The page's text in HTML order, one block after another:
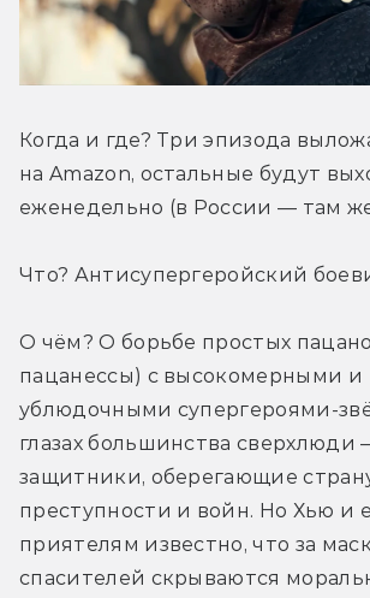
Когда и где? Три эпизода
на Amazon, остальные будут
еженедельно (в России — там
Что? Антисупергеройский
О чём? О борьбе простых
пацанессы) с высокомерными и
ублюдочными супергероями-
глазах большинства
защитники, оберегающие
преступности и войн. Но Хью и
приятелям известно, что за
спасителей скрываются